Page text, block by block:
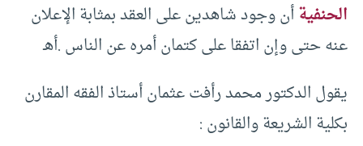
الحنفيةأن وجود شاهدين على العقد بمثابة الإعلان
عنه حتى وإن اتفقا على كتمان أمره عن الناس .أهـ
يقول الدكتور محمد رأفت عثمان أستاذ الفقه المقارن
بكلية الشريعة والقانون :